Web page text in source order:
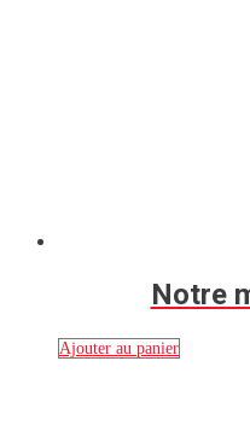
Notre
Ajouter au panier